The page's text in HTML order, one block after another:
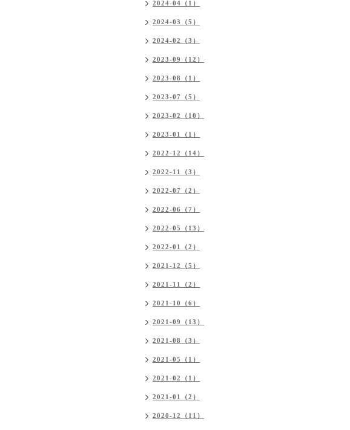
2024-04（1）
2024-03（5）
2024-02（3）
2023-09（12）
2023-08（1）
2023-07（5）
2023-02（10）
2023-01（1）
2022-12（14）
2022-11（3）
2022-07（2）
2022-06（7）
2022-05（13）
2022-01（2）
2021-12（5）
2021-11（2）
2021-10（6）
2021-09（13）
2021-08（3）
2021-05（1）
2021-02（1）
2021-01（2）
2020-12（11）